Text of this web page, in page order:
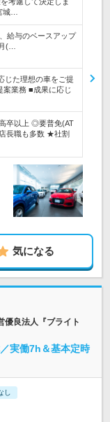
城…
給与のベースアップ
(…
じた理想の車をご提
案業務 ■成果に応じ
卒以上 ◎要普免(AT
長職も多数 ★社割
気になる
優良法人『ブライト
実働7h＆基本定時
し